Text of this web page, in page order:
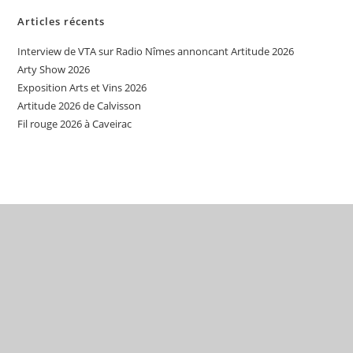
Articles récents
Interview de VTA sur Radio Nîmes annoncant Artitude 2026
Arty Show 2026
Exposition Arts et Vins 2026
Artitude 2026 de Calvisson
Fil rouge 2026 à Caveirac